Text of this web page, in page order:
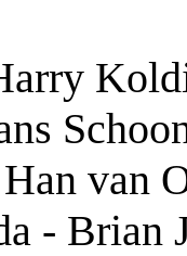
van
- Brian